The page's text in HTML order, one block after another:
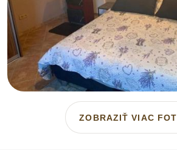
ZOBRAZIŤ VIAC